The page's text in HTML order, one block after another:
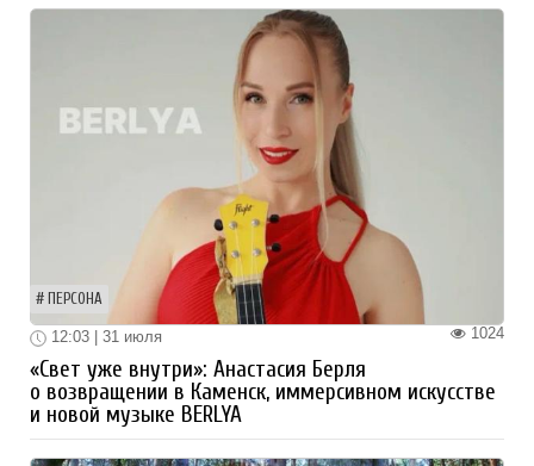
ПЕРСОНА
1024
12:03 | 31 июля
«Свет уже внутри»: Анастасия Берля
о возвращении в Каменск, иммерсивном искусстве
и новой музыке BERLYA